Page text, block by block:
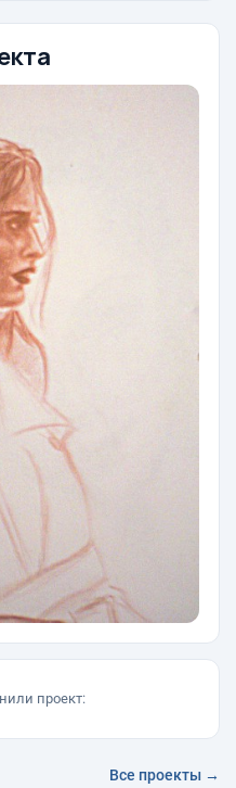
проект:
Все проекты →